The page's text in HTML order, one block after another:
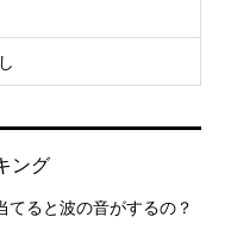
ング
てると波の音がするの？